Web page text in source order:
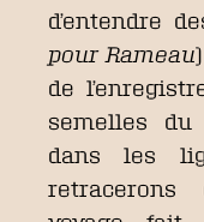
d’entendre
pour Rameau
de
semelles du
dans les
retracerons